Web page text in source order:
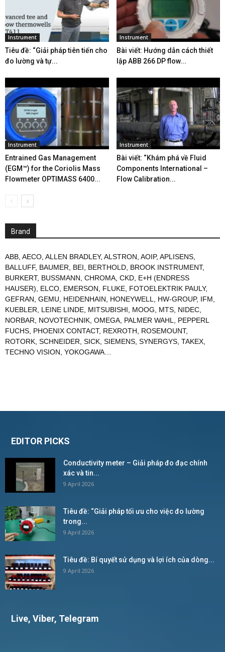
Instrument
Tiêu đề: “Giải pháp tiên tiến cho
đo lường và tự...
Instrument
Bài viết: Hướng dẫn cách thiết
lập ABB 266 DP flow...
Instrument
Entrained Gas Management
(EGM™) for the Coriolis Mass
Flowmeter OPTIMASS 6400...
Instrument
Bài viết: “Khám phá về Fluid
Components International –
Flow Calibration...
Brand
ABB, AECO, ALLEN BRADLEY, ALSTRON, AOIP, APLISENS,
BALLUFF, BAUMER, BEI, BERTHOLD, BROOK INSTRUMENT,
BURKERT, BUSSMANN, CHROMA, CKD, E+H (ENDRESS
HAUSER), ELCO, EMERSON, FLUKE, FOTOELEKTRIK PAULY,
GEFRAN, GEMU, HEIDENHAIN, HONEYWELL, HW-GROUP, IFM,
KUEBLER, LEINE LINDE, MITSUBISHI, MOOG, MTS, NIDEC,
NORBAR, NOVOTECHNIK, OMEGA, PALMER WAHL, PEPPERL
FUCHS, PHOENIX CONTACT, REXROTH, ROSEMOUNT,
ROTORK, SCHNEIDER, SICK, SIEMENS, SYNERGYS, TAKEX,
TECHNO VISION, YOKOGAWA…
EDITOR PICKS
Conductivity meter – Giải pháp đo đạc chính
xác và tin...
9 April 2026
Tiêu đề: “Giải pháp tối ưu cho việc đo lường
trong...
9 April 2026
Tiêu đề: Bí quyết sử dụng và lợi ích của dòng...
9 April 2026
Live, Viber, Telegram